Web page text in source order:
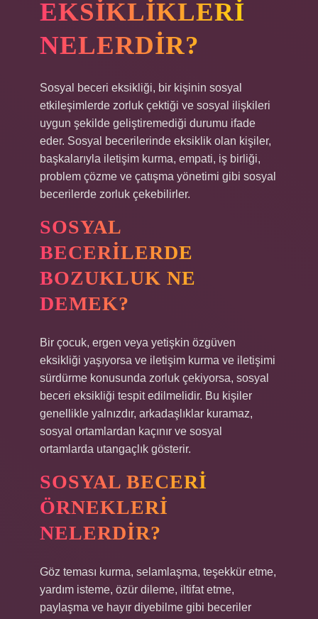
EKSIKLIKLERI
NELERDIR?
Sosyal beceri eksikliği, bir kişinin sosyal
etkileşimlerde zorluk çektiği ve sosyal ilişkileri
uygun şekilde geliştiremediği durumu ifade
eder. Sosyal becerilerinde eksiklik olan kişiler,
başkalarıyla iletişim kurma, empati, iş birliği,
problem çözme ve çatışma yönetimi gibi sosyal
becerilerde zorluk çekebilirler.
SOSYAL
BECERILERDE
BOZUKLUK NE
DEMEK?
Bir çocuk, ergen veya yetişkin özgüven
eksikliği yaşıyorsa ve iletişim kurma ve iletişimi
sürdürme konusunda zorluk çekiyorsa, sosyal
beceri eksikliği tespit edilmelidir. Bu kişiler
genellikle yalnızdır, arkadaşlıklar kuramaz,
sosyal ortamlardan kaçınır ve sosyal
ortamlarda utangaçlık gösterir.
SOSYAL BECERI
ÖRNEKLERI
NELERDIR?
Göz teması kurma, selamlaşma, teşekkür etme,
yardım isteme, özür dileme, iltifat etme,
paylaşma ve hayır diyebilme gibi beceriler